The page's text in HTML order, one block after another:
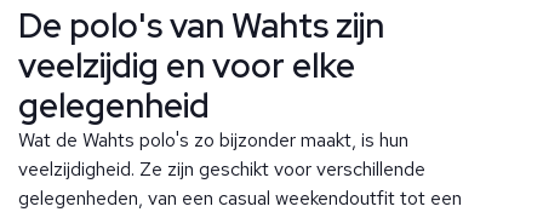
De polo's van Wahts zijn
veelzijdig en voor elke
gelegenheid
Wat de Wahts polo's zo bijzonder maakt, is hun
veelzijdigheid. Ze zijn geschikt voor verschillende
gelegenheden, van een casual weekendoutfit tot een